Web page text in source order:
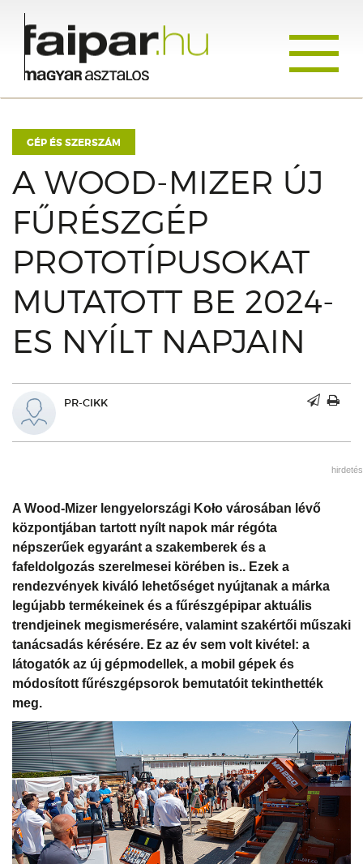
GÉP ÉS SZERSZÁM
A WOOD-MIZER ÚJ
FŰRÉSZGÉP
PROTOTÍPUSOKAT
MUTATOTT BE 2024-
ES NYÍLT NAPJAIN
PR-CIKK
hirdetés
A Wood-Mizer lengyelországi Koło városában lévő
központjában tartott nyílt napok már régóta
népszerűek egyaránt a szakemberek és a
fafeldolgozás szerelmesei körében is.. Ezek a
rendezvények kiváló lehetőséget nyújtanak a márka
legújabb termékeinek és a fűrészgépipar aktuális
trendjeinek megismerésére, valamint szakértői műszaki
tanácsadás kérésére. Ez az év sem volt kivétel: a
látogatók az új gépmodellek, a mobil gépek és
módosított fűrészgépsorok bemutatóit tekinthették
meg.